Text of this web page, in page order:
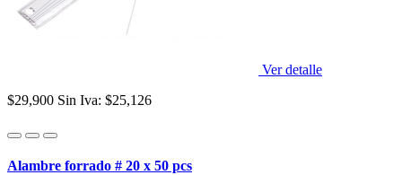
Ver detalle
$29,900 Sin Iva: $25,126
Alambre forrado # 20 x 50 pcs